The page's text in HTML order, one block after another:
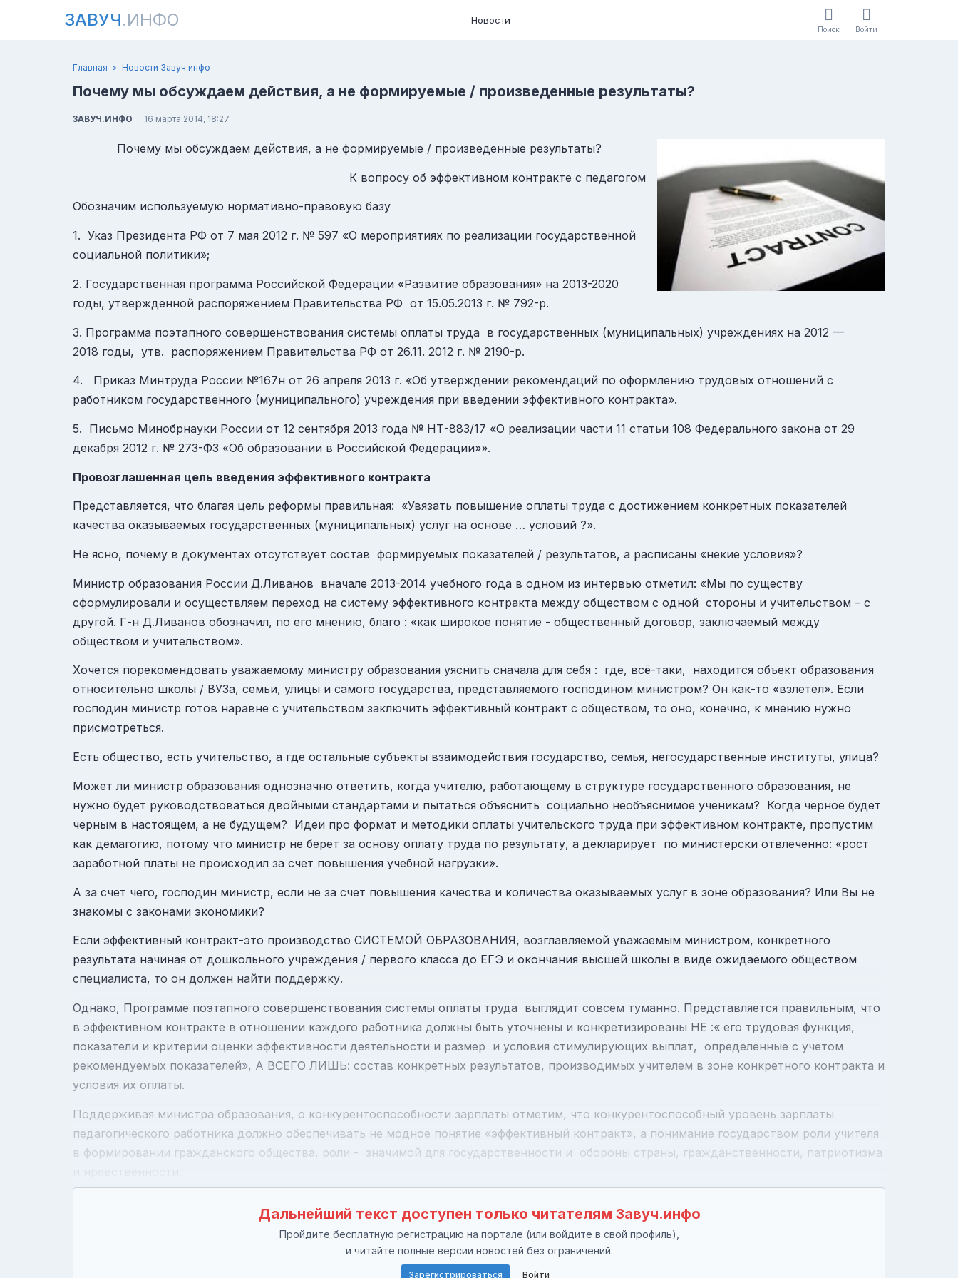
ЗАВУЧ.ИНФО Новости
Поиск Войти
Главная Новости Завуч.инфо
Почему мы обсуждаем действия, а не формируемые / произведенные результаты?
ЗАВУЧ.ИНФО 16 марта 2014, 18:27
Почему мы обсуждаем действия, а не формируемые / произведенные результаты?
К вопросу об эффективном контракте с педагогом
Обозначим используемую нормативно-правовую базу
1. Указ Президента РФ от 7 мая 2012 г. № 597 «О мероприятиях по реализации государственной
социальной политики»;
2. Государственная программа Российской Федерации «Развитие образования» на 2013-2020
годы, утвержденной распоряжением Правительства РФ от 15.05.2013 г. № 792-р.
3. Программа поэтапного совершенствования системы оплаты труда в государственных (муниципальных) учреждениях на 2012 —
2018 годы, утв. распоряжением Правительства РФ от 26.11. 2012 г. № 2190-р.
4. Приказ Минтруда России №167н от 26 апреля 2013 г. «Об утверждении рекомендаций по оформлению трудовых отношений с
работником государственного (муниципального) учреждения при введении эффективного контракта».
5. Письмо Минобрнауки России от 12 сентября 2013 года № НТ-883/17 «О реализации части 11 статьи 108 Федерального закона от 29
декабря 2012 г. № 273-ФЗ «Об образовании в Российской Федерации»».
Провозглашенная цель введения эффективного контракта
Представляется, что благая цель реформы правильная: «Увязать повышение оплаты труда с достижением конкретных показателей
качества оказываемых государственных (муниципальных) услуг на основе … условий ?».
Не ясно, почему в документах отсутствует состав формируемых показателей / результатов, а расписаны «некие условия»?
Министр образования России Д.Ливанов вначале 2013-2014 учебного года в одном из интервью отметил: «Мы по существу
сформулировали и осуществляем переход на систему эффективного контракта между обществом с одной стороны и учительством – с
другой. Г-н Д.Ливанов обозначил, по его мнению, благо : «как широкое понятие - общественный договор, заключаемый между
обществом и учительством».
Хочется порекомендовать уважаемому министру образования уяснить сначала для себя : где, всё-таки, находится объект образования
относительно школы / ВУЗа, семьи, улицы и самого государства, представляемого господином министром? Он как-то «взлетел». Если
господин министр готов наравне с учительством заключить эффективный контракт с обществом, то оно, конечно, к мнению нужно
присмотреться.
Есть общество, есть учительство, а где остальные субъекты взаимодействия государство, семья, негосударственные институты, улица?
Может ли министр образования однозначно ответить, когда учителю, работающему в структуре государственного образования, не
нужно будет руководствоваться двойными стандартами и пытаться объяснить социально необъяснимое ученикам? Когда черное будет
черным в настоящем, а не будущем? Идеи про формат и методики оплаты учительского труда при эффективном контракте, пропустим
как демагогию, потому что министр не берет за основу оплату труда по результату, а декларирует по министерски отвлеченно: «рост
заработной платы не происходил за счет повышения учебной нагрузки».
А за счет чего, господин министр, если не за счет повышения качества и количества оказываемых услуг в зоне образования? Или Вы не
знакомы с законами экономики?
Если эффективный контракт-это производство СИСТЕМОЙ ОБРАЗОВАНИЯ, возглавляемой уважаемым министром, конкретного
результата начиная от дошкольного учреждения / первого класса до ЕГЭ и окончания высшей школы в виде ожидаемого обществом
специалиста, то он должен найти поддержку.
Однако, Программе поэтапного совершенствования системы оплаты труда выглядит совсем туманно. Представляется правильным, что
в эффективном контракте в отношении каждого работника должны быть уточнены и конкретизированы НЕ :« его трудовая функция,
показатели и критерии оценки эффективности деятельности и размер и условия стимулирующих выплат, определенные с учетом
рекомендуемых показателей», А ВСЕГО ЛИШЬ: состав конкретных результатов, производимых учителем в зоне конкретного контракта и
условия их оплаты.
Поддерживая министра образования, о конкурентоспособности зарплаты отметим, что конкурентоспособный уровень зарплаты
педагогического работника должно обеспечивать не модное понятие «эффективный контракт», а понимание государством роли учителя
в формировании гражданского общества, роли - значимой для государственности и обороны страны, гражданственности, патриотизма
Дальнейший текст доступен только читателям Завуч.инфо
Пройдите бесплатную регистрацию на портале (или войдите в свой профиль),
и читайте полные версии новостей без ограничений.
Зарегистрироваться Войти